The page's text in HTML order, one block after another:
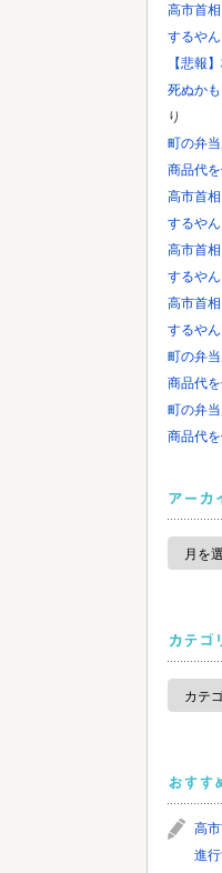
高市首
するやん
【悲報
死ぬか
り
町の弁
商品代を
高市首
するやん
高市首
するやん
高市首
するやん
町の弁
商品代を
町の弁
商品代を
アーカ
ア
カ
カテゴ
カ
ゴ
おすす
高
進